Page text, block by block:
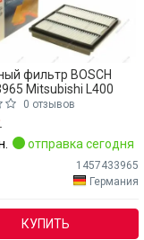
фильтр BOSCH
Mitsubishi L400
0 отзывов
отправка сегодня
1457433965
Германия
КУПИТЬ